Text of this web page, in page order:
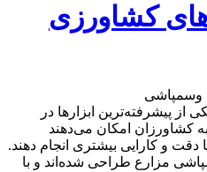
کشاورزی
پیشرفته‌ترین ابزارها در
کشاورزان امکان می‌دهند
و کارایی بیشتری انجام دهند.
مزارع طراحی شده‌اند و با